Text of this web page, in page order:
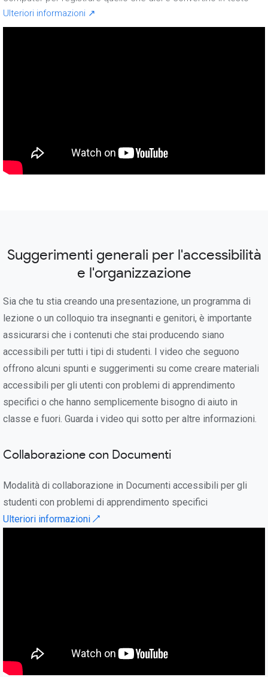
Ulteriori informazioni ↗
Suggerimenti generali per l'accessibilità
e l'organizzazione
Sia che tu stia creando una presentazione, un programma di
lezione o un colloquio tra insegnanti e genitori, è importante
assicurarsi che i contenuti che stai producendo siano
accessibili per tutti i tipi di studenti. I video che seguono
offrono alcuni spunti e suggerimenti su come creare materiali
accessibili per gli utenti con problemi di apprendimento
specifici o che hanno semplicemente bisogno di aiuto in
classe e fuori. Guarda i video qui sotto per altre informazioni.
Collaborazione con Documenti
Modalità di collaborazione in Documenti accessibili per gli
studenti con problemi di apprendimento specifici
Ulteriori informazioni ↗